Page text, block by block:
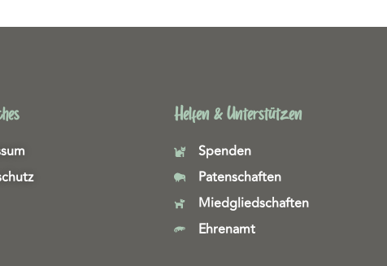
Helfen & Unterstützen
Spenden
Patenschaften
Miedgliedschaften
Ehrenamt